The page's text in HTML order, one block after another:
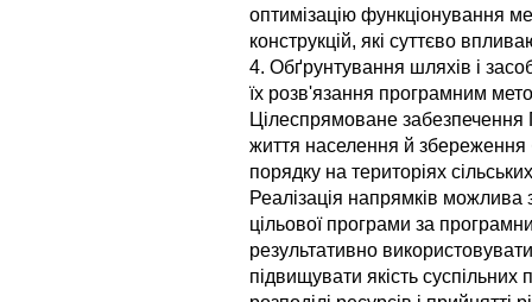
оптимізацію функціонування
конструкцій, які суттєво
4. Обґрунтування шляхів і
їх розв'язання програмним
Цілеспрямоване
життя населення й збереження
порядку на територіях
Реалізація напрямків
цільової програми за
результативно
підвищувати якість суспільних